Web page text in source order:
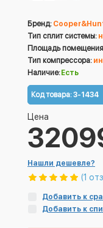
Бренд:
Тип сплит системы:
Площадь
Тип компрессора:
Наличие: Есть
Код товара:3-1434
Цена
Нашли дешевле?
(1
Добавить к
Добавить к